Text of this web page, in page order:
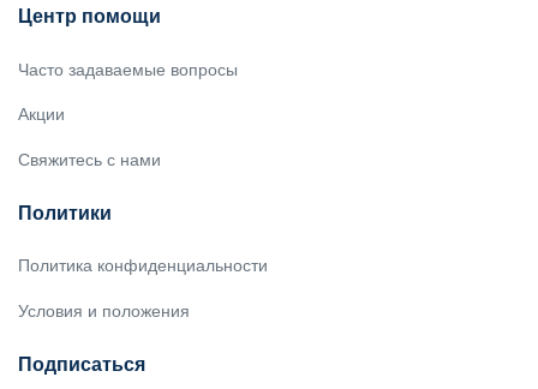
Центр помощи
Часто задаваемые вопросы
Акции
Свяжитесь с нами
Политики
Политика конфиденциальности
Условия и положения
Подписаться